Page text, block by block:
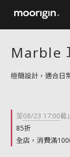
Marble
極簡設計，適合日
至08/23 17:00截
85折
全店，消費滿